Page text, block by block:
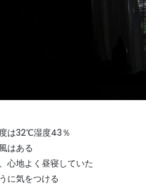
は32℃湿度43％
はある
心地よく昼寝していた
に気をつける